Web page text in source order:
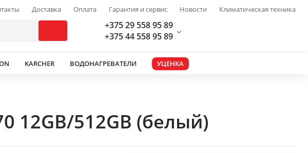
Доставка Оплата Гарантия и сервис Новости Климатическая техника
+375 29 558 95 89
+375 44 558 95 89
KARCHER ВОДОНАГРЕВАТЕЛИ УЦЕНКА
12GB/512GB (белый)